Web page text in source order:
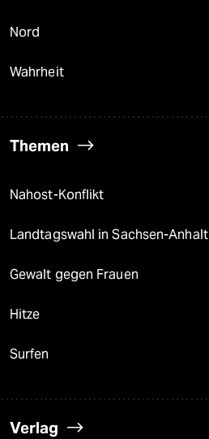
Nord
Wahrheit
Themen
Nahost-Konflikt
Landtagswahl in Sachsen-Anhalt
Gewalt gegen Frauen
Hitze
Surfen
Verlag